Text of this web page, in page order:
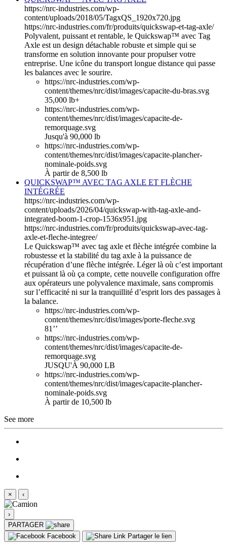
https://nrc-industries.com/wp-
content/uploads/2018/05/TagxQS_1920x720.jpg
https://nrc-industries.com/fr/produits/quickswap-et-tag-axle/
Polyvalent, puissant et rentable, le Quickswap™ avec Tag
Axle est un design détachable robuste et simple qui se
transforme en solution innovante pour propulser votre
entreprise. Une icône du transport longue distance qui passe
les balances avec le sourire.
https://nrc-industries.com/wp-
content/themes/nrc/dist/images/capacite-du-bras.svg
35,000 lb+
https://nrc-industries.com/wp-
content/themes/nrc/dist/images/capacite-de-
remorquage.svg
Jusqu'à 90,000 lb
https://nrc-industries.com/wp-
content/themes/nrc/dist/images/capacite-plancher-
nominale-poids.svg
À partir de 8,500 lb
QUICKSWAP™ AVEC TAG AXLE ET FLÈCHE
INTÉGRÉE
https://nrc-industries.com/wp-
content/uploads/2026/04/quickswap-with-tag-axle-and-
integrated-boom-1-crop-1536x951.jpg
https://nrc-industries.com/fr/produits/quickswap-avec-tag-
axle-et-fleche-integree/
Le Quickswap™ avec tag axle et flèche intégrée combine la
robustesse et la stabilité du tag axle à la puissance de
récupération d’une flèche intégrée. Léger là où c’est important
et puissant là où ça compte, cette nouvelle configuration offre
aux opérateurs une polyvalence maximale, sans compromis
sur l’efficacité ni sur la tranquillité d’esprit lors des passages à
la balance.
https://nrc-industries.com/wp-
content/themes/nrc/dist/images/porte-fleche.svg
81’’
https://nrc-industries.com/wp-
content/themes/nrc/dist/images/capacite-de-
remorquage.svg
JUSQU'À 90,000 LB
https://nrc-industries.com/wp-
content/themes/nrc/dist/images/capacite-plancher-
nominale-poids.svg
À partir de 10,500 lb
See more
× ‹
›
PARTAGER
Facebook
Partager le lien